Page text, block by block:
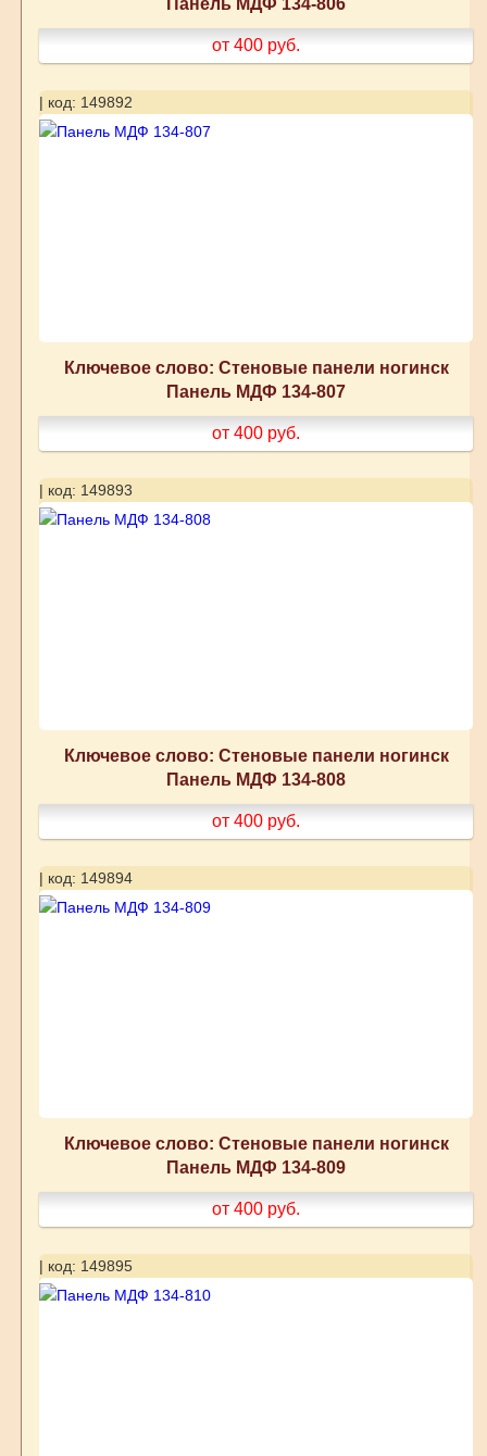
от 400 руб.
| код: 149892
Ключевое слово: Стеновые панели ногинск
Панель МДФ 134-807
от 400 руб.
| код: 149893
Ключевое слово: Стеновые панели ногинск
Панель МДФ 134-808
от 400 руб.
| код: 149894
Ключевое слово: Стеновые панели ногинск
Панель МДФ 134-809
от 400 руб.
| код: 149895